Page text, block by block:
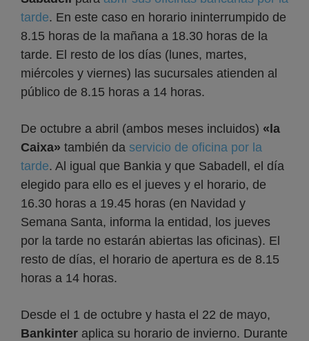
tarde. En este caso en horario ininterrumpido de
8.15 horas de la mañana a 18.30 horas de la
tarde. El resto de los días (lunes, martes,
miércoles y viernes) las sucursales atienden al
público de 8.15 horas a 14 horas.
De octubre a abril (ambos meses incluidos) «la
Caixa» también da servicio de oficina por la
tarde. Al igual que Bankia y que Sabadell, el día
elegido para ello es el jueves y el horario, de
16.30 horas a 19.45 horas (en Navidad y
Semana Santa, informa la entidad, los jueves
por la tarde no estarán abiertas las oficinas). El
resto de días, el horario de apertura es de 8.15
horas a 14 horas.
Desde el 1 de octubre y hasta el 22 de mayo,
Bankinter aplica su horario de invierno. Durante